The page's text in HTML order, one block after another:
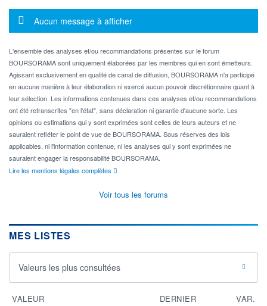
Message d'information
Aucun message à afficher
L'ensemble des analyses et/ou recommandations présentes sur le forum
BOURSORAMA sont uniquement élaborées par les membres qui en sont émetteurs.
Agissant exclusivement en qualité de canal de diffusion, BOURSORAMA n'a participé
en aucune manière à leur élaboration ni exercé aucun pouvoir discrétionnaire quant à
leur sélection. Les informations contenues dans ces analyses et/ou recommandations
ont été retranscrites "en l'état", sans déclaration ni garantie d'aucune sorte. Les
opinions ou estimations qui y sont exprimées sont celles de leurs auteurs et ne
sauraient refléter le point de vue de BOURSORAMA. Sous réserves des lois
applicables, ni l'information contenue, ni les analyses qui y sont exprimées ne
sauraient engager la responsabilité BOURSORAMA.
Lire les mentions légales complètes
Voir tous les forums
MES LISTES
Valeurs les plus consultées
VALEUR DERNIER VAR.